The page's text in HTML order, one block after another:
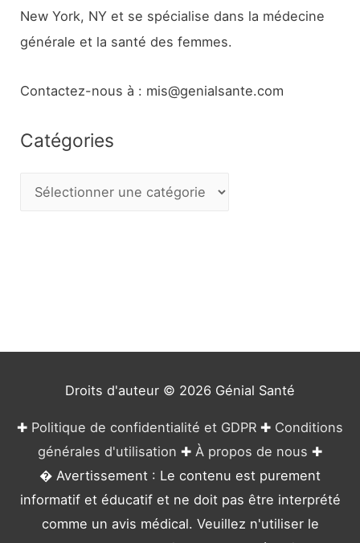
New York, NY et se spécialise dans la médecine
générale et la santé des femmes.
Contactez-nous à : mis@genialsante.com
Catégories
Droits d'auteur © 2026 Génial Santé
✚ Politique de confidentialité et GDPR ✚ Conditions
générales d'utilisation ✚ À propos de nous ✚
� Avertissement : Le contenu est purement
informatif et éducatif et ne doit pas être interprété
comme un avis médical. Veuillez n'utiliser le